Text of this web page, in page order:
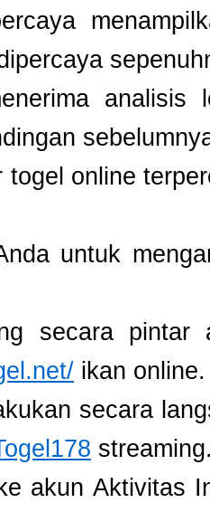
analisis
togel online
untuk
secara
ikan online.
secara
akun Aktivitas